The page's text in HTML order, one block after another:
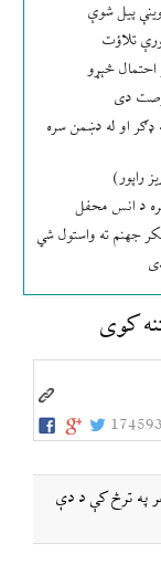
پیل شوې
تلاؤت
احتمال څېړو
دی
او له دښمن سره
راپور)
د انس محفل
جهنم ته واستول شي
كوی
په ترڅ كې د دې